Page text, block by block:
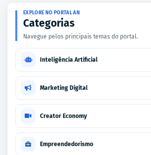
EXPLORE NO PORTAL AN
Categorias
Navegue pelos principais temas do portal.
Inteligência Artificial
Marketing Digital
Creator Economy
Empreendedorismo